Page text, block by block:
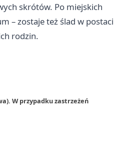
skrótów. Po miejskich
– zostaje też ślad w postaci
rodzin.
W przypadku zastrzeżeń